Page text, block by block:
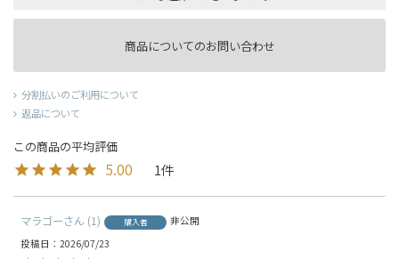
商品についてのお問い合わせ
分割払いのご利用について
返品について
5.00 1
マラゴー 1 購入者
非公開
投稿日
2026/07/23